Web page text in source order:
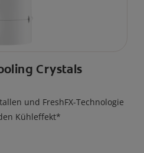
Crystals
und FreshFX-Technologie
Kühleffekt*